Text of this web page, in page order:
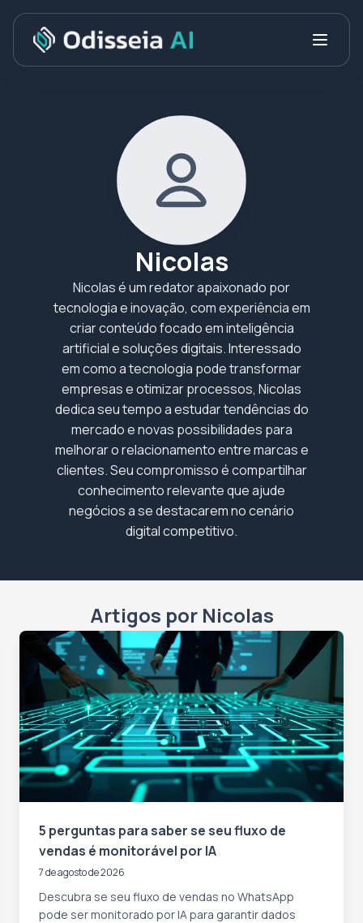
Nicolas
Nicolas é um redator apaixonado por
tecnologia e inovação, com experiência em
criar conteúdo focado em inteligência
artificial e soluções digitais. Interessado
em como a tecnologia pode transformar
empresas e otimizar processos, Nicolas
dedica seu tempo a estudar tendências do
mercado e novas possibilidades para
melhorar o relacionamento entre marcas e
clientes. Seu compromisso é compartilhar
conhecimento relevante que ajude
negócios a se destacarem no cenário
digital competitivo.
Artigos por Nicolas
5 perguntas para saber se seu fluxo de
vendas é monitorável por IA
7 de agosto de 2026
Descubra se seu fluxo de vendas no WhatsApp
pode ser monitorado por IA para garantir dados